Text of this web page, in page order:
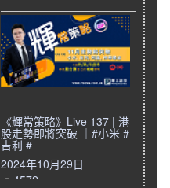
《輝常策略》Live 137 | 港
股走勢即將突破 ｜#小米 #
吉利 #
2024年10月29日
4572